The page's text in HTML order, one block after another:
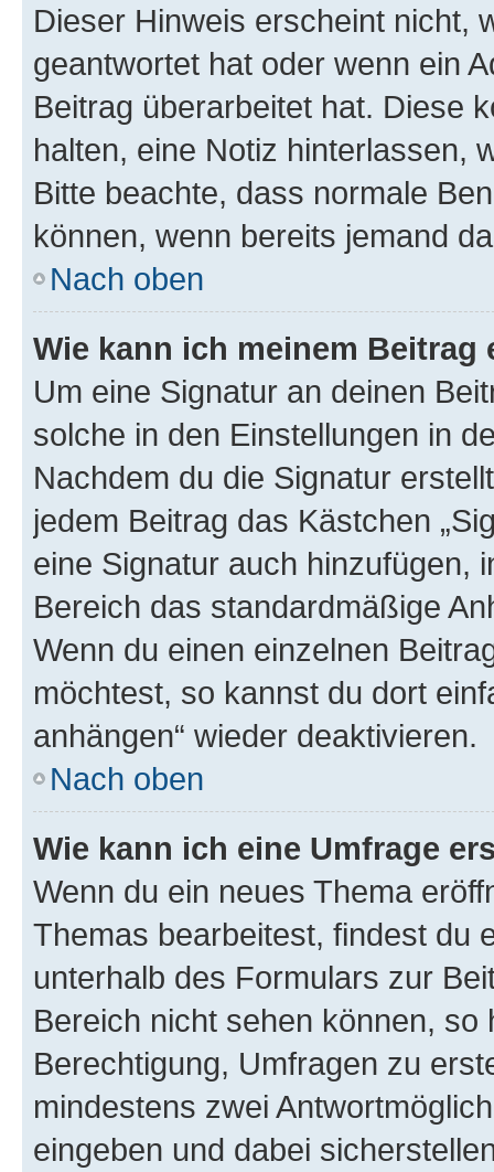
Dieser Hinweis erscheint nicht,
geantwortet hat oder wenn ein
Beitrag überarbeitet hat. Diese
halten, eine Notiz hinterlassen,
Bitte beachte, dass normale
können, wenn bereits jemand
Nach oben
Wie kann ich meinem
Um eine Signatur an deinen
solche in den Einstellungen in
Nachdem du die Signatur
jedem Beitrag das Kästchen
eine Signatur auch hinzufügen,
Bereich das standardmäßige
Wenn du einen einzelnen
möchtest, so kannst du dort
anhängen“ wieder deaktivieren.
Nach oben
Wie kann ich eine Umfrage
Wenn du ein neues Thema
Themas bearbeitest, findest du
unterhalb des Formulars zur
Bereich nicht sehen können,
Berechtigung, Umfragen zu
mindestens zwei
eingeben und dabei